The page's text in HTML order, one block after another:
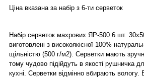
Ціна вказана за набір з 6-ти серветок
Набір серветок махрових ЯР-500 6 шт.
виготовлені з високоякісної 100%
щільністю (500 г/м2). Серветки мають
тому чудово підійдуть в якості рушничка
кухні. Серветки відмінно вбирають вологу.